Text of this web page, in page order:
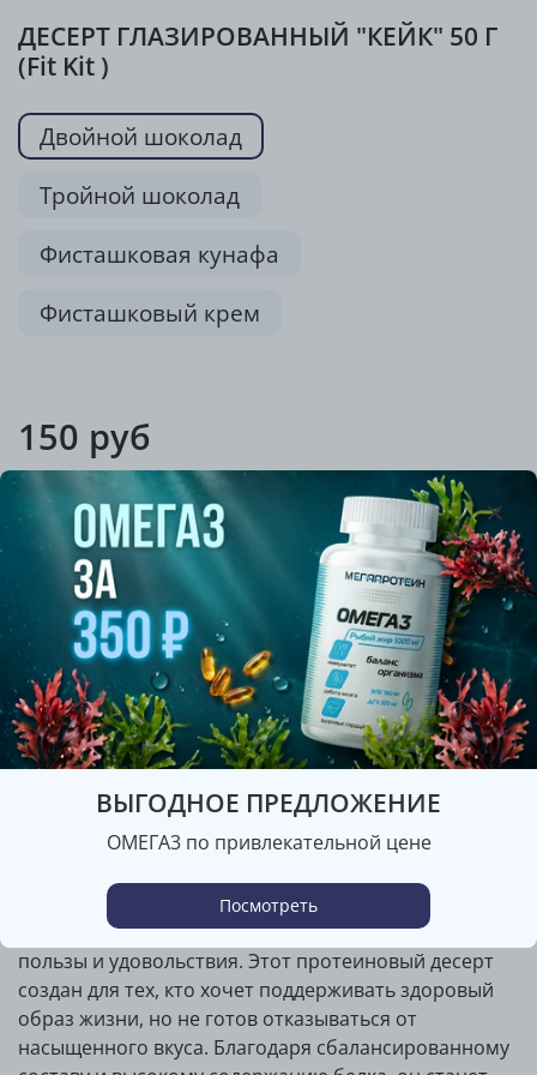
ДЕСЕРТ ГЛАЗИРОВАННЫЙ "КЕЙК" 50 Г
(Fit Kit )
Двойной шоколад
Тройной шоколад
Фисташковая кунафа
Фисташковый крем
150 руб
Уведомить о наличии
Характеристики
Бренд
Fit Kit
Описание
Fit Kit Protein Cake 50g – полезный десерт с
высоким содержанием белка
Fit Kit Protein Cake – это идеальное сочетание
пользы и удовольствия. Этот протеиновый десерт
создан для тех, кто хочет поддерживать здоровый
образ жизни, но не готов отказываться от
насыщенного вкуса. Благодаря сбалансированному
ВЫГОДНОЕ ПРЕДЛОЖЕНИЕ
ОМЕГА3 по привлекательной цене
Посмотреть